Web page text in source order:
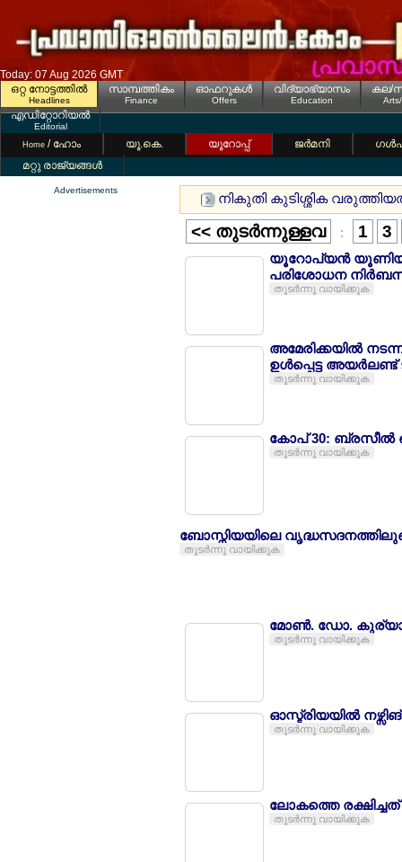
Today: 07 Aug 2026 GMT
ഒറ്റ നോട്ടത്തില്‍
Headlines
സാമ്പത്തികം
Finance
ഓഫറുകള്‍
Offers
വിദ്യാഭ്യാസം
Education
കല/
എഡിറ്റോറിയല്‍
Editorial
Home / ഹോം യൂ.കെ. യൂറോപ്പ് ജര്‍മനി
മറ്റു രാജ്യങ്ങള്‍
Advertisements
നികുതി കുടിശ്ശിക
<< തുടര്‍ന്നുള്ളവ : 1 3
യൂറോപ്യന്‍
പരിശോധന
തുടര്‍ന്നു വായിക്കുക
അമേരിക്കയില്‍
ഉള്‍പ്പെട്ട അയര്‍ലണ്ട്
തുടര്‍ന്നു വായിക്കുക
കോപ് 30: ബ്രസീല്‍
തുടര്‍ന്നു വായിക്കുക
ബോസ്നിയയിലെ
തുടര്‍ന്നു വായിക്കുക
മോണ്‍. ഡോ.
തുടര്‍ന്നു വായിക്കുക
ഓസ്ട്രിയയില്‍
തുടര്‍ന്നു വായിക്കുക
ലോകത്തെ
തുടര്‍ന്നു വായിക്കുക